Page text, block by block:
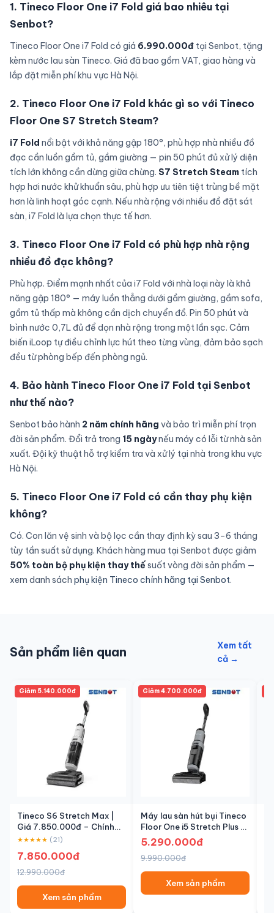
1. Tineco Floor One i7 Fold giá bao nhiêu tại
Senbot?
Tineco Floor One i7 Fold có giá 6.990.000đ tại Senbot, tặng
kèm nước lau sàn Tineco. Giá đã bao gồm VAT, giao hàng và
lắp đặt miễn phí khu vực Hà Nội.
2. Tineco Floor One i7 Fold khác gì so với Tineco
Floor One S7 Stretch Steam?
i7 Fold nổi bật với khả năng gập 180°, phù hợp nhà nhiều đồ
đạc cần luồn gầm tủ, gầm giường — pin 50 phút đủ xử lý diện
tích lớn không cần dừng giữa chừng. S7 Stretch Steam tích
hợp hơi nước khử khuẩn sâu, phù hợp ưu tiên tiệt trùng bề mặt
hơn là linh hoạt góc cạnh. Nếu nhà rộng với nhiều đồ đặt sát
sàn, i7 Fold là lựa chọn thực tế hơn.
3. Tineco Floor One i7 Fold có phù hợp nhà rộng
nhiều đồ đạc không?
Phù hợp. Điểm mạnh nhất của i7 Fold với nhà loại này là khả
năng gập 180° — máy luồn thẳng dưới gầm giường, gầm sofa,
gầm tủ thấp mà không cần dịch chuyển đồ. Pin 50 phút và
bình nước 0,7L đủ để dọn nhà rộng trong một lần sạc. Cảm
biến iLoop tự điều chỉnh lực hút theo từng vùng, đảm bảo sạch
đều từ phòng bếp đến phòng ngủ.
4. Bảo hành Tineco Floor One i7 Fold tại Senbot
như thế nào?
Senbot bảo hành 2 năm chính hãng và bảo trì miễn phí trọn
đời sản phẩm. Đổi trả trong 15 ngàynếu máy có lỗi từ nhà sản
xuất. Đội kỹ thuật hỗ trợ kiểm tra và xử lý tại nhà trong khu vực
Hà Nội.
5. Tineco Floor One i7 Fold có cần thay phụ kiện
không?
Có. Con lăn vệ sinh và bộ lọc cần thay định kỳ sau 3–6 tháng
tùy tần suất sử dụng. Khách hàng mua tại Senbot được giảm
50% toàn bộ phụ kiện thay thếsuốt vòng đời sản phẩm —
xem danh sách phụ kiện Tineco chính hãng tại Senbot.
Sản phẩm liên quan
Xem tất
cả →
Giảm 5.140.000đ
Tineco S6 Stretch Max |
Giá 7.850.000đ – Chính
Hãng | Senbot
★★★★★ (21)
7.850.000đ
12.990.000đ
Xem sản phẩm
Giảm 4.700.000đ
Máy lau sàn hút bụi Tineco
Floor One i5 Stretch Plus –
New 2025
5.290.000đ
9.990.000đ
Xem sản phẩm